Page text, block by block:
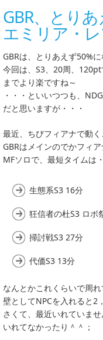
GBR、とり
エミリア・
GBRは、とりあえず50%に
今回は、S3、20周、
までより楽ですね～
・・・といいつつも、
だと思いますが・・・
最近、ちびフィアナで動
GBRはメインのでかフィ
MFソロで、最短タイムは
生態系S3 16分
狂信者の杜S3 ロボ
掃討戦S3 27分
代価S3 13分
なんとかこれくらいで周れ
壁としてNPCを入れると2
さくて、最近いれていま
いれてなかったり＾＾；